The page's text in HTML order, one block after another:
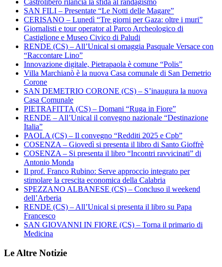
Castrolibero rilancia la sfida al randagismo
SAN FILI – Presentate “Le Notti delle Magare”
CERISANO – Lunedì “Tre giorni per Gaza: oltre i muri”
Giornalisti e tour operator al Parco Archeologico di
Castiglione e Museo Civico di Paludi
RENDE (CS) – All’Unical si omaggia Pasquale Versace con
“Raccontare Lino”
Innovazione digitale, Pietrapaola è comune “Polis”
Villa Marchianò è la nuova Casa comunale di San Demetrio
Corone
SAN DEMETRIO CORONE (CS) – S’inaugura la nuova
Casa Comunale
PIETRAFITTA (CS) – Domani “Ruga in Fiore”
RENDE – All’Unical il convegno nazionale “Destinazione
Italia”
PAOLA (CS) – Il convegno “Redditi 2025 e Cpb”
COSENZA – Giovedì si presenta il libro di Santo Gioffrè
COSENZA – Si presenta il libro “Incontri ravvicinati” di
Antonio Monda
Il prof. Franco Rubino: Serve approccio integrato per
stimolare la crescita economica della Calabria
SPEZZANO ALBANESE (CS) – Concluso il weekend
dell’Arberia
RENDE (CS) – All’Unical si presenta il libro su Papa
Francesco
SAN GIOVANNI IN FIORE (CS) – Torna il primario di
Medicina
Le Altre Notizie